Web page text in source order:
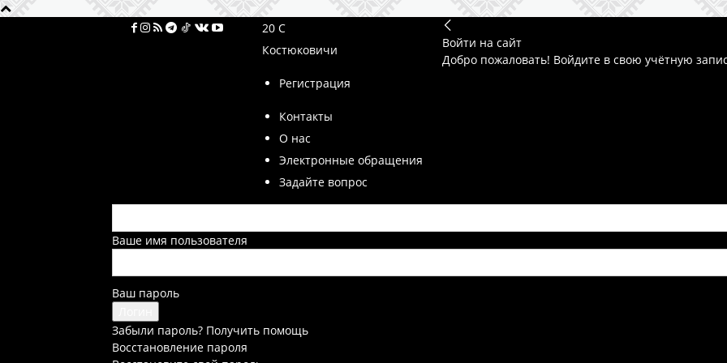
20 C
Костюковичи
Регистрация
Контакты
О нас
Электронные обращения
Задайте вопрос
Войти на сайт
Добро пожаловать! Войдите в свою учётную
Ваше имя пользователя
Ваш пароль
Забыли пароль? Получить помощь
Восстановление пароля